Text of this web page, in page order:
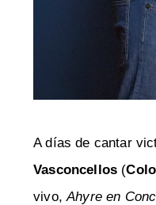
A días de cantar
Vasconcellos (Colo
vivo,Ahyre en